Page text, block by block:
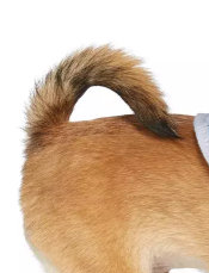
INFORMACE
REDAKCE